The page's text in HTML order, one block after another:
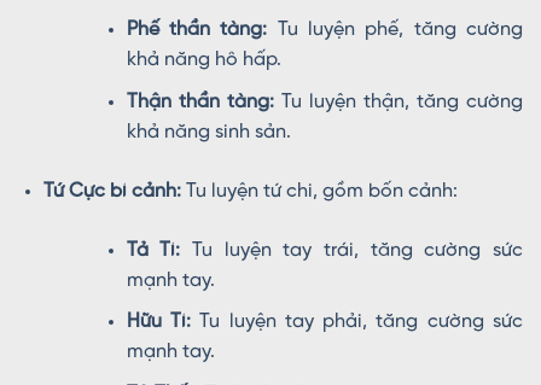
Phế thần tàng: Tu luyện phế, tăng cường
khả năng hô hấp.
Thận thần tàng:Tu luyện thận, tăng cường
khả năng sinh sản.
Tứ Cực bí cảnh:Tu luyện tứ chi, gồm bốn cảnh:
Tả Tí: Tu luyện tay trái, tăng cường sức
mạnh tay.
Hữu Tí:Tu luyện tay phải, tăng cường sức
mạnh tay.